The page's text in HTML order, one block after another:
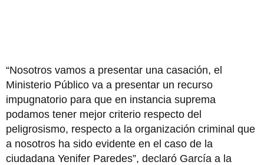
“Nosotros vamos a presentar una casación, el
Ministerio Público va a presentar un recurso
impugnatorio para que en instancia suprema
podamos tener mejor criterio respecto del
peligrosismo, respecto a la organización criminal que
a nosotros ha sido evidente en el caso de la
ciudadana Yenifer Paredes”, declaró García a la